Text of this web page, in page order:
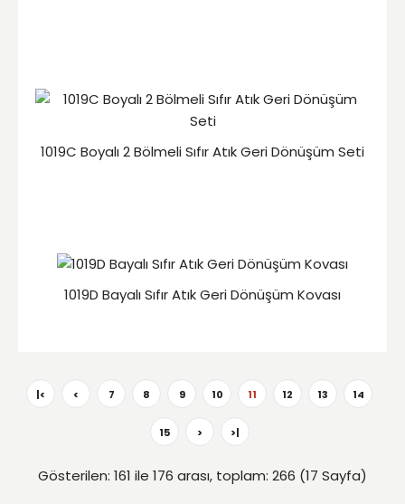
1019C Boyalı 2 Bölmeli Sıfır Atık Geri Dönüşüm Seti
1019D Bayalı Sıfır Atık Geri Dönüşüm Kovası
|< < 7 8 9 10 11 12 13 14
15 > >|
Gösterilen: 161 ile 176 arası, toplam: 266 (17 Sayfa)